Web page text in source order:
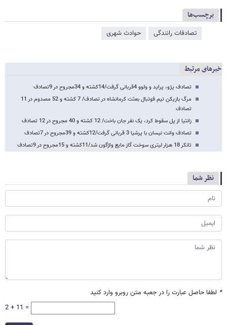
برچسب‌ها
تصادفات رانندگی حوادث شهری
خبرهای مرتبط
تصادف پژو، پراید و ولوو 4قربانی گرفت/14کشته و 34مجروح در 9تصادف
مرگ بازیکن تیم فوتبال بعثت کرمانشاه در تصادف/ 7 کشته و 52 مصدوم در 11
تصادف
زانتیا از پل سقوط کرد، یک نفر جان باخت/ 12 کشته و 40 مجروح در 12 تصادف
تصادف وانت نیسان با پرشیا 3 قربانی گرفت/12کشته و 39مجروح در 7تصادف
تانکر 18 هزار لیتری سوخت گاز مایع واژگون شد/11کشته و 15مجروح در 9تصادف
نظر شما
* لطفا حاصل عبارت را در جعبه متن روبرو وارد کنید
2 + 11 =